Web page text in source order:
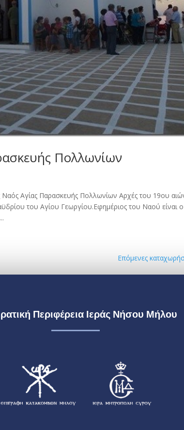
Πολλωνίων
Ναός Αγίας Παρασκευής Πολλωνίων Αρχές του 19ου
του Αγίου Γεωργίου.Εφημέριος του Ναού είναι ο
Επόμενες
Περιφέρεια Ιεράς Νήσου Μήλου